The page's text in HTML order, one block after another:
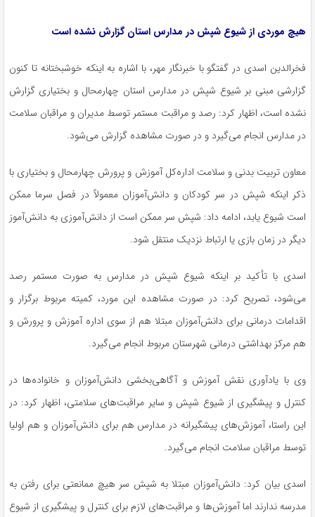
هیچ موردی از شیوع شپش در مدارس استان گزارش نشده است
فخرالدین اسدی در گفتگو با خبرنگار مهر، با اشاره به اینکه خوشبختانه تا کنون
گزارشی مبنی بر شیوع شپش در مدارس استان چهارمحال و بختیاری گزارش
نشده است، اظهار کرد: رصد و مراقبت مستمر توسط مدیران و مراقبان سلامت
در مدارس انجام می‌گیرد و در صورت مشاهده گزارش می‌شود.
معاون تربیت بدنی و سلامت اداره‌کل آموزش و پرورش چهارمحال و بختیاری با
ذکر اینکه شپش در سر کودکان و دانش‌آموزان معمولاً در فصل سرما ممکن
است شیوع یابد، ادامه داد: شپش سر ممکن است از دانش‌آموزی به دانش‌آموز
دیگر در زمان بازی یا ارتباط نزدیک منتقل شود.
اسدی با تأکید بر اینکه شیوع شپش در مدارس به صورت مستمر رصد
می‌شود، تصریح کرد: در صورت مشاهده این مورد، کمیته مربوط برگزار و
اقدامات درمانی برای دانش‌آموزان مبتلا هم از سوی اداره آموزش و پرورش و
هم مرکز بهداشتی درمانی شهرستان مربوط انجام می‌گیرد.
وی با یادآوری نقش آموزش و آگاهی‌بخشی دانش‌آموزان و خانواده‌ها در
کنترل و پیشگیری از شیوع شپش و سایر مراقبت‌های سلامتی، اظهار کرد: در
این راستا، آموزش‌های پیشگیرانه در مدارس هم برای دانش‌آموزان و هم اولیا
توسط مراقبان سلامت انجام می‌گیرد.
اسدی بیان کرد: دانش‌آموزان مبتلا به شپش سر هیچ ممانعتی برای رفتن به
مدرسه ندارند اما آموزش‌ها و مراقبت‌های لازم برای کنترل و پیشگیری از شیوع